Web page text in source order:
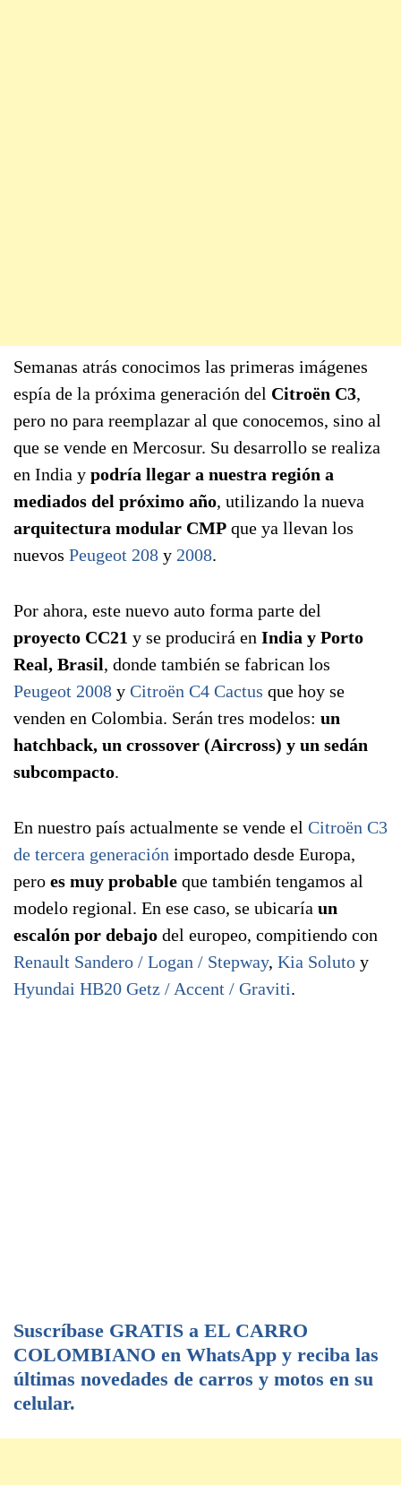
Semanas atrás conocimos las primeras imágenes
espía de la próxima generación del Citroën C3,
pero no para reemplazar al que conocemos, sino al
que se vende en Mercosur. Su desarrollo se realiza
en India y podría llegar a nuestra región a
mediados del próximo año, utilizando la nueva
arquitectura modular CMP que ya llevan los
nuevos Peugeot 208 y 2008.
Por ahora, este nuevo auto forma parte del
proyecto CC21 y se producirá en India y Porto
Real, Brasil, donde también se fabrican los
Peugeot 2008 y Citroën C4 Cactus que hoy se
venden en Colombia. Serán tres modelos: un
hatchback, un crossover (Aircross) y un sedán
subcompacto.
En nuestro país actualmente se vende el Citroën C3
de tercera generación importado desde Europa,
pero es muy probable que también tengamos al
modelo regional. En ese caso, se ubicaría un
escalón por debajo del europeo, compitiendo con
Renault Sandero / Logan / Stepway, Kia Soluto y
Hyundai HB20 Getz / Accent / Graviti.
Suscríbase GRATIS a EL CARRO
COLOMBIANO en WhatsApp y reciba las
últimas novedades de carros y motos en su
celular.